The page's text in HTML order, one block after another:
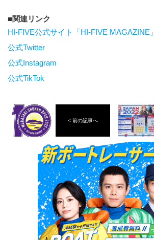
関連リンク
HI-FIVE公式サイト「HI-FIVE MAGAZINE」
公式Twitter
公式Instagram
公式TikTok
< 前の記事へ